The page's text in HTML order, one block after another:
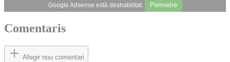
Google Adsense està deshabilitat. Permetre
Comentaris
Afegir nou comentari